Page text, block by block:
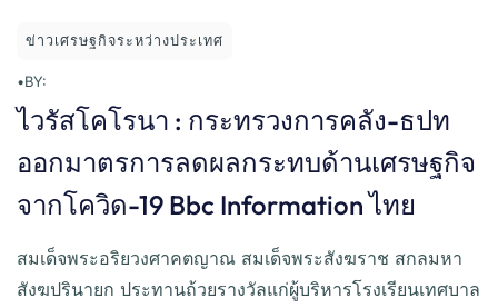
ข่าวเศรษฐกิจระหว่างประเทศ
•BY:
ไวรัสโคโรนา : กระทรวงการคลัง-ธปท
ออกมาตรการลดผลกระทบด้านเศรษฐกิจ
จากโควิด-19 Bbc Information ไทย
สมเด็จพระอริยวงศาคตญาณ สมเด็จพระสังฆราช สกลมหา
สังฆปรินายก ประทานถ้วยรางวัลแก่ผู้บริหารโรงเรียนเทศบาล